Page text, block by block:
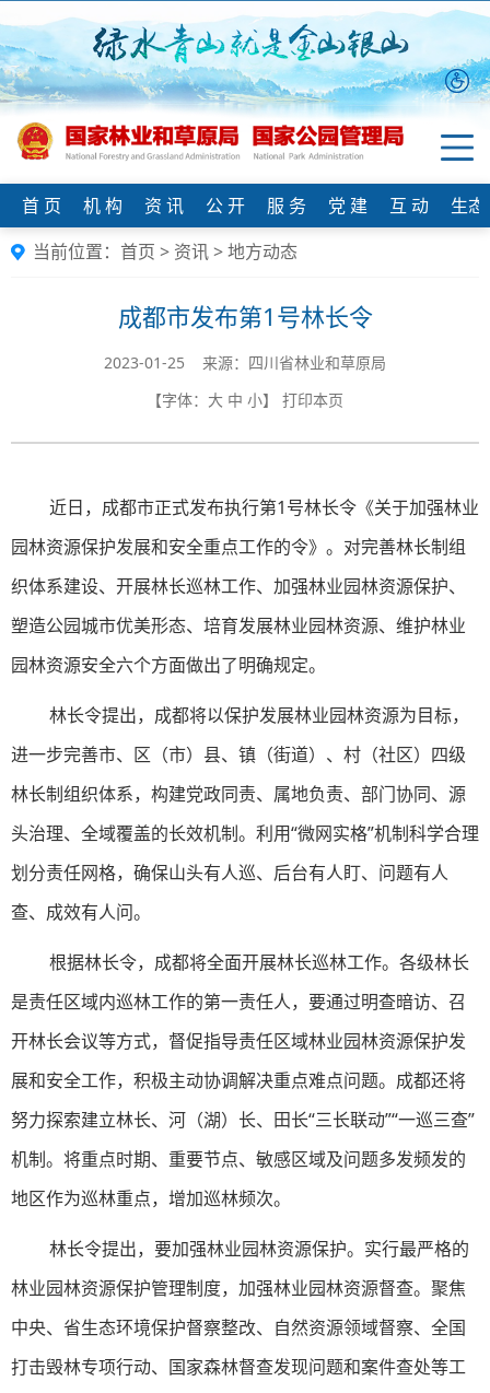
首 页 机 构 资 讯 公 开 服 务 党 建 互 动
生
当前位置： 首页 > 资讯>地方动态
成都市发布第1号林长令
2023-01-25 来源：​四川省林业和草原局
【字体： 大 中 小】 打印本页
近日，成都市正式发布执行第1号林长令《关于加强林业
园林资源保护发展和安全重点工作的令》。对完善林长制组
织体系建设、开展林长巡林工作、加强林业园林资源保护、
塑造公园城市优美形态、培育发展林业园林资源、维护林业
园林资源安全六个方面做出了明确规定。
林长令提出，成都将以保护发展林业园林资源为目标，
进一步完善市、区（市）县、镇（街道）、村（社区）四级
林长制组织体系，构建党政同责、属地负责、部门协同、源
头治理、全域覆盖的长效机制。利用“微网实格”机制科学合理
划分责任网格，确保山头有人巡、后台有人盯、问题有人
查、成效有人问。
根据林长令，成都将全面开展林长巡林工作。各级林长
是责任区域内巡林工作的第一责任人，要通过明查暗访、召
开林长会议等方式，督促指导责任区域林业园林资源保护发
展和安全工作，积极主动协调解决重点难点问题。成都还将
努力探索建立林长、河（湖）长、田长“三长联动”“一巡三查”
机制。将重点时期、重要节点、敏感区域及问题多发频发的
地区作为巡林重点，增加巡林频次。
林长令提出，要加强林业园林资源保护。实行最严格的
林业园林资源保护管理制度，加强林业园林资源督查。聚焦
中央、省生态环境保护督察整改、自然资源领域督察、全国
打击毁林专项行动、国家森林督查发现问题和案件查处等工